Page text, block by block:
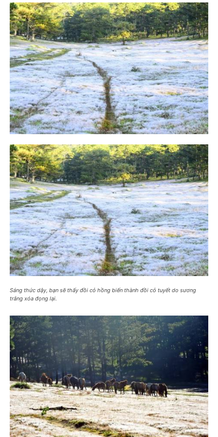
Sáng thức dậy, bạn sẽ thấy đồi cỏ hồng biến thành đồi cỏ tuyết do sương
trắng xóa đọng lại.